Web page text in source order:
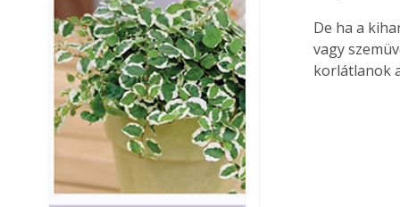
De ha a
vagy
korlátlanok